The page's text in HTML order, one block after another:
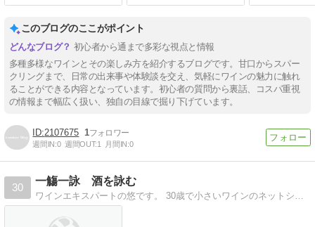
このブログのここがポイント
初心者から通まで多彩な視点と情報
多種多様なワインとその楽しみ方を紹介するブログです。甘口からスパー
クリングまで、日常の出来事や体験談を交え、気軽にワインの魅力に触れ
ることができる内容となっています。初心者の質問から裏話、コスパ重視
の情報まで幅広く扱い、独自の目線で掘り下げています。
2107675 1
週間IN:0 週間OUT:1 月間IN:0
30
一觴一詠 酒を詠む
ワインエキスパートの悠です。 30歳で小さいワインのネットショップを起業、現在運営中です。 ブログにはワインに限定せず、日々飲んだ酒をアップしていきます。